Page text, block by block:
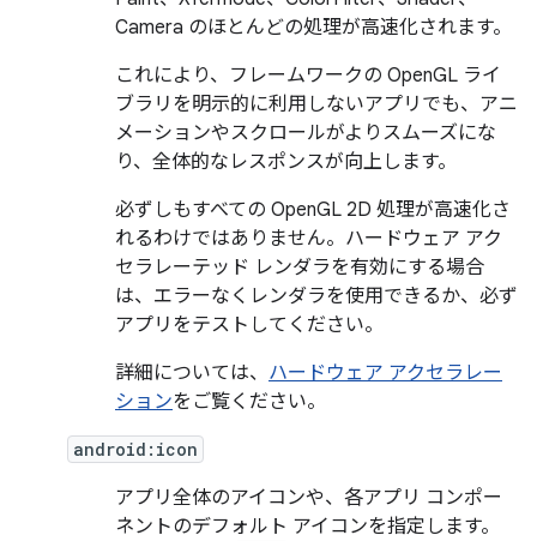
Camera のほとんどの処理が高速化されます。
これにより、フレームワークの OpenGL ライ
ブラリを明示的に利用しないアプリでも、アニ
メーションやスクロールがよりスムーズにな
り、全体的なレスポンスが向上します。
必ずしもすべての OpenGL 2D 処理が高速化さ
れるわけではありません。ハードウェア アク
セラレーテッド レンダラを有効にする場合
は、エラーなくレンダラを使用できるか、必ず
アプリをテストしてください。
詳細については、 ハードウェア アクセラレー
ションをご覧ください。
android:icon
アプリ全体のアイコンや、各アプリ コンポー
ネントのデフォルト アイコンを指定します。